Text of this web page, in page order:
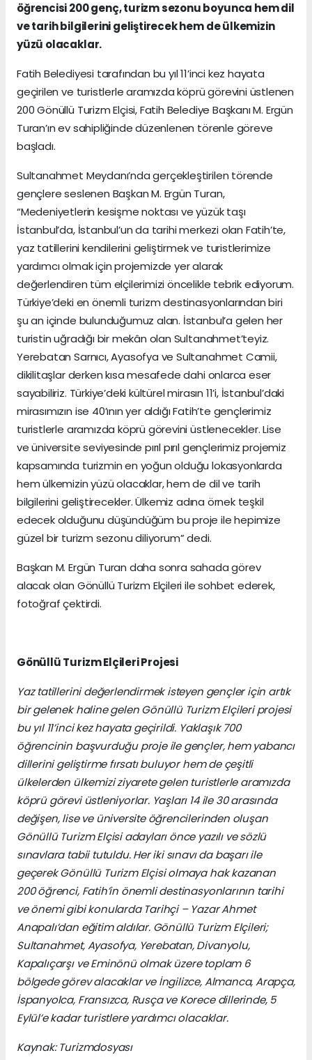
öğrencisi 200 genç, turizm sezonu boyunca hem dil
ve tarih bilgilerini geliştirecek hem de ülkemizin
yüzü olacaklar.
Fatih Belediyesi tarafından bu yıl 11’inci kez hayata
geçirilen ve turistlerle aramızda köprü görevini üstlenen
200 Gönüllü Turizm Elçisi, Fatih Belediye Başkanı M. Ergün
Turan’ın ev sahipliğinde düzenlenen törenle göreve
başladı.
Sultanahmet Meydanı’nda gerçekleştirilen törende
gençlere seslenen Başkan M. Ergün Turan,
“Medeniyetlerin kesişme noktası ve yüzük taşı
İstanbul’da, İstanbul’un da tarihi merkezi olan Fatih’te,
yaz tatillerini kendilerini geliştirmek ve turistlerimize
yardımcı olmak için projemizde yer alarak
değerlendiren tüm elçilerimizi öncelikle tebrik ediyorum.
Türkiye’deki en önemli turizm destinasyonlarından biri
şu an içinde bulunduğumuz alan. İstanbul’a gelen her
turistin uğradığı bir mekân olan Sultanahmet’teyiz.
Yerebatan Sarnıcı, Ayasofya ve Sultanahmet Camii,
dikilitaşlar derken kısa mesafede dahi onlarca eser
sayabiliriz. Türkiye’deki kültürel mirasın 11’i, İstanbul’daki
mirasımızın ise 40’ının yer aldığı Fatih’te gençlerimiz
turistlerle aramızda köprü görevini üstlenecekler. Lise
ve üniversite seviyesinde pırıl pırıl gençlerimiz projemiz
kapsamında turizmin en yoğun olduğu lokasyonlarda
hem ülkemizin yüzü olacaklar, hem de dil ve tarih
bilgilerini geliştirecekler. Ülkemiz adına örnek teşkil
edecek olduğunu düşündüğüm bu proje ile hepimize
güzel bir turizm sezonu diliyorum” dedi.
Başkan M. Ergün Turan daha sonra sahada görev
alacak olan Gönüllü Turizm Elçileri ile sohbet ederek,
fotoğraf çektirdi.
Gönüllü Turizm Elçileri Projesi
Yaz tatillerini değerlendirmek isteyen gençler için artık
bir gelenek haline gelen Gönüllü Turizm Elçileri projesi
bu yıl 11’inci kez hayata geçirildi. Yaklaşık 700
öğrencinin başvurduğu proje ile gençler, hem yabancı
dillerini geliştirme fırsatı buluyor hem de çeşitli
ülkelerden ülkemizi ziyarete gelen turistlerle aramızda
köprü görevi üstleniyorlar. Yaşları 14 ile 30 arasında
değişen, lise ve üniversite öğrencilerinden oluşan
Gönüllü Turizm Elçisi adayları önce yazılı ve sözlü
sınavlara tabii tutuldu. Her iki sınavı da başarı ile
geçerek Gönüllü Turizm Elçisi olmaya hak kazanan
200 öğrenci, Fatih’in önemli destinasyonlarının tarihi
ve önemi gibi konularda Tarihçi – Yazar Ahmet
Anapalı’dan eğitim aldılar. Gönüllü Turizm Elçileri;
Sultanahmet, Ayasofya, Yerebatan, Divanyolu,
Kapalıçarşı ve Eminönü olmak üzere toplam 6
bölgede görev alacaklar ve İngilizce, Almanca, Arapça,
İspanyolca, Fransızca, Rusça ve Korece dillerinde, 5
Eylül’e kadar turistlere yardımcı olacaklar.
Kaynak: Turizmdosyası